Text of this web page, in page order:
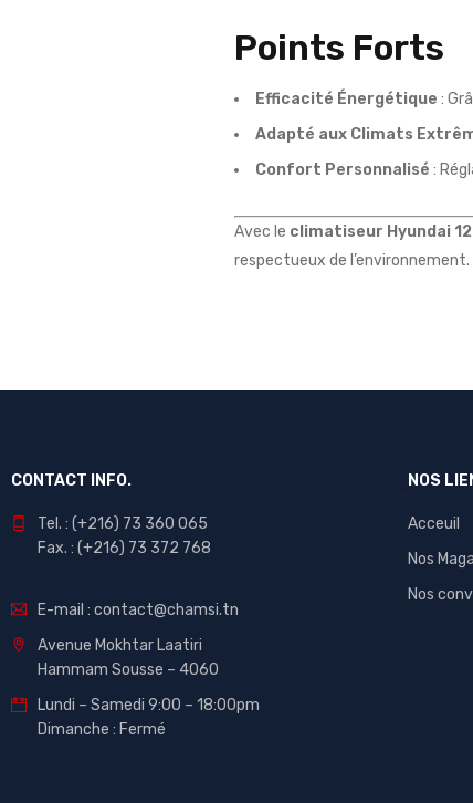
Points Forts
Efficacité Énergétique :
Adapté aux Climats
Confort Personnalisé :
Avec le climatiseur Hyundai
respectueux de l’environnement.
CONTACT INFO.
Tel. : (+216) 73 360 065
Fax. : (+216) 73 372 768
E-mail : contact@chamsi.tn
Avenue Mokhtar Laatiri
Hammam Sousse – 4060
Lundi – Samedi 9:00 – 18:00pm
Dimanche : Fermé
NOS
Acceuil
Nos
Nos